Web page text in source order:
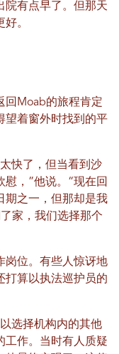
院有点早了。但那天
。
回Moab的旅程肯定
望着窗外时找到的平
快了，但当看到沙
，”他说。“现在回
期之一，但那却是我
家，我们选择那个
岗位。有些人惊讶地
打算以执法巡护员的
选择机构内的其他
工作。当时有人质疑